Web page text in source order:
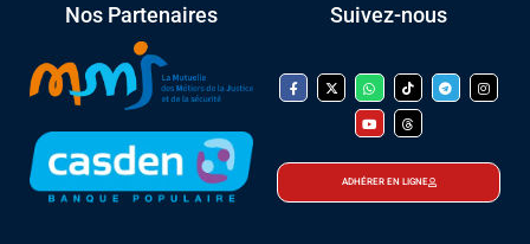
Nos Partenaires Suivez-nous
ADHÉRER EN LIGNE